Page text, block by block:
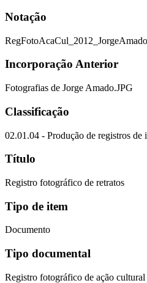
Notação
Incorporação Anterior
Fotografias de Jorge Amado.JPG
Classificação
02.01.04 - Produção de registros de
Título
Registro fotográfico de retratos
Tipo de item
Documento
Tipo documental
Registro fotográfico de ação cultural